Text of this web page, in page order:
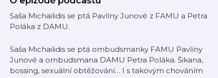
Saša Michailidis se ptá Pavlíny Junové z FAMU a Petra
Poláka z DAMU.
Saša Michailidis se ptá ombudsmanky FAMU Pavlíny
Junové a ombudsmana DAMU Petra Poláka. Šikana,
bossing, sexuální obtěžování… I s takovým chováním